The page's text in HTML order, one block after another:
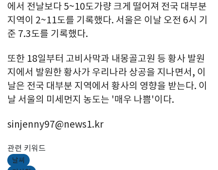
에서 전날보다 5~10도가량 크게 떨어져 전국 대부분
지역이 2~11도를 기록했다. 서울은 이날 오전 6시 기
준 7.3도를 기록했다.
또한 18일부터 고비사막과 내몽골고원 등 황사 발원
지에서 발원한 황사가 우리나라 상공을 지나면서, 이
날은 전국 대부분 지역에서 황사의 영향을 받는다. 이
날 서울의 미세먼지 농도는 '매우 나쁨'이다.
sinjenny97@news1.kr
관련 키워드
날씨